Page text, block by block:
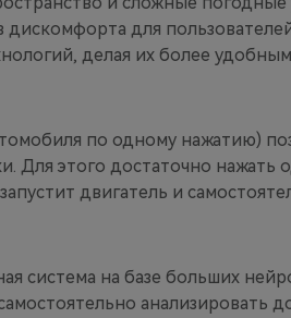
для
делая их более
по одному нажатию)
Для этого достаточно нажать
двигатель и
система на базе больших
анализировать